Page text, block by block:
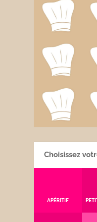
Choisissez
APÉRITIF